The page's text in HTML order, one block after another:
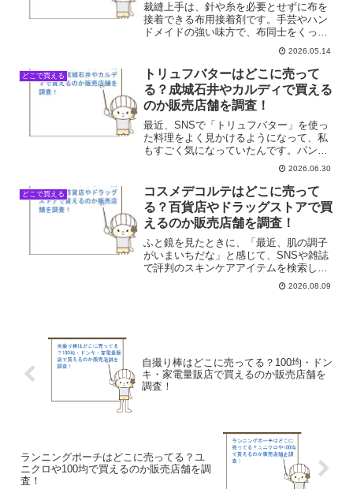
裁縫上手は、針や糸を必要とせずに布を
接着できる布用接着剤です。手芸やハン
ドメイドの強い味方で、布同士をくっつ
けるのに便利な商品です。では、裁縫上
手はどこで買えるのでしょうか。 今回
は、裁縫上手がどこで手に入るのか、身
近な店舗を中心に最新の販...
2026.05.14
どこで買える
トリュフバターはどこに売って
る？成城石井やカルディで買える
のか販売店舗を調査！
最近、SNSで「トリュフバター」を使っ
た料理をよく見かけるようになって、私
もすごく気になっていたんです。パンに
塗るだけで贅沢な朝食になったり、パス
タに絡めるだけでお店の味になったりす
るって聞いて、もう試したくてうずうず
していました。でも、い...
2026.06.30
どこで買える
コスメデコルテはどこに売って
る？百貨店やドラッグストアで買
えるのか販売店舗を調査！
ふと鏡を見たときに、「最近、肌の調子
がいまいちだな」と感じて、SNSや雑誌
で評判のスキンケアアイテムを検索して
しまうことってありませんか？そんな時
に必ずと言っていいほど名前が挙がるの
2026.08.09
自撮り棒はどこに売ってる？100均・ドン
キ・家電量販店で買えるのか販売店舗を
調査！
ランニングポーチはどこに売ってる？ユ
ニクロや100均で買えるのか販売店舗を調
査！